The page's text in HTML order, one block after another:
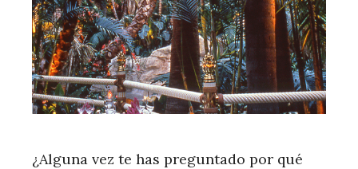
¿Alguna vez te has preguntado por qué